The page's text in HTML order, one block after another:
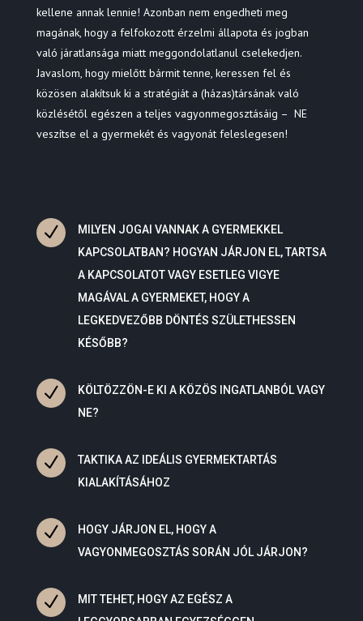
kellene annak lennie! Azonban nem engedheti meg
magának, hogy a felfokozott érzelmi állapota és jogban
való járatlansága miatt meggondolatlanul cselekedjen.
Javaslom, hogy mielőtt bármit tenne, keressen fel és
közösen alakítsuk ki a stratégiát a (házas)társának való
közlésétől egészen a teljes vagyonmegosztásáig – NE
veszítse el a gyermekét és vagyonát feleslegesen!
N
MILYEN JOGAI VANNAK A GYERMEKKEL
KAPCSOLATBAN? HOGYAN JÁRJON EL, TARTSA
A KAPCSOLATOT VAGY ESETLEG VIGYE
MAGÁVAL A GYERMEKET, HOGY A
LEGKEDVEZŐBB DÖNTÉS SZÜLETHESSEN
KÉSŐBB?
N
KÖLTÖZZÖN-E KI A KÖZÖS INGATLANBÓL VAGY
NE?
N
TAKTIKA AZ IDEÁLIS GYERMEKTARTÁS
KIALAKÍTÁSÁHOZ
N
HOGY JÁRJON EL, HOGY A
VAGYONMEGOSZTÁS SORÁN JÓL JÁRJON?
N
MIT TEHET, HOGY AZ EGÉSZ A